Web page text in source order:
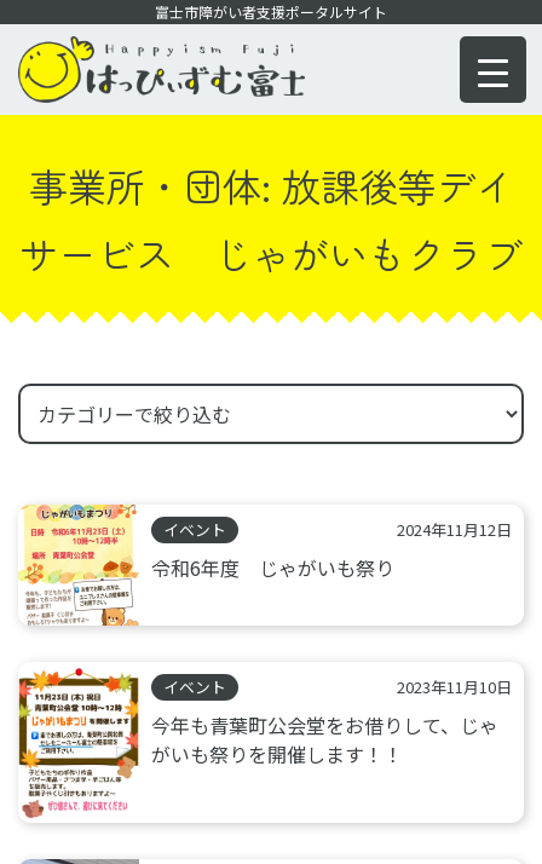
ン
富士市障がい者支援ポータルサイト
事業所・団体: 放課後等デイ
サービス じゃがいもクラブ
イベント 2024年11月12日
令和6年度 じゃがいも祭り
イベント 2023年11月10日
今年も青葉町公会堂をお借りして、じゃ
がいも祭りを開催します！！